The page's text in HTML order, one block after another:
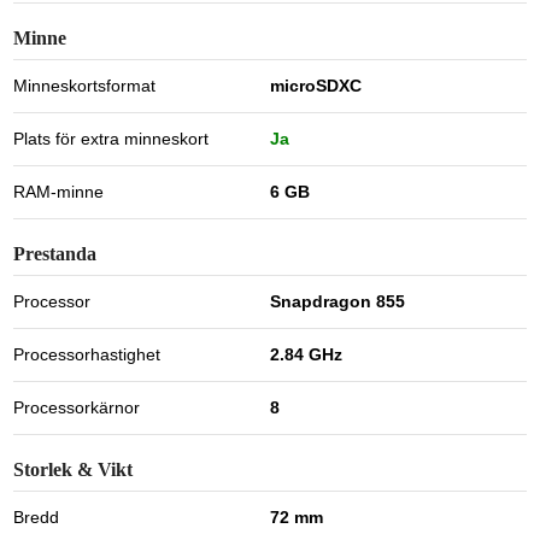
Minne
Minneskortsformat microSDXC
Plats för extra minneskort Ja
RAM-minne 6 GB
Prestanda
Processor Snapdragon 855
Processorhastighet 2.84 GHz
Processorkärnor 8
Storlek & Vikt
Bredd 72 mm